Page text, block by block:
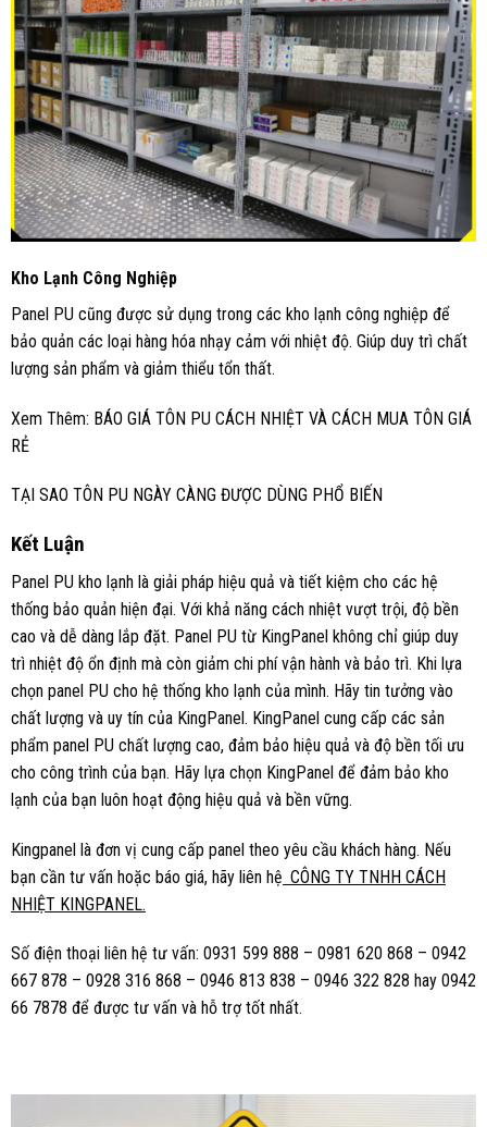
Kho Lạnh Công Nghiệp
Panel PU cũng được sử dụng trong các kho lạnh công nghiệp để
bảo quản các loại hàng hóa nhạy cảm với nhiệt độ. Giúp duy trì chất
lượng sản phẩm và giảm thiểu tổn thất.
Xem Thêm: BÁO GIÁ TÔN PU CÁCH NHIỆT VÀ CÁCH MUA TÔN GIÁ
RẺ
TẠI SAO TÔN PU NGÀY CÀNG ĐƯỢC DÙNG PHỔ BIẾN
Kết Luận
Panel PU kho lạnh là giải pháp hiệu quả và tiết kiệm cho các hệ
thống bảo quản hiện đại. Với khả năng cách nhiệt vượt trội, độ bền
cao và dễ dàng lắp đặt. Panel PU từ KingPanel không chỉ giúp duy
trì nhiệt độ ổn định mà còn giảm chi phí vận hành và bảo trì. Khi lựa
chọn panel PU cho hệ thống kho lạnh của mình. Hãy tin tưởng vào
chất lượng và uy tín của KingPanel. KingPanel cung cấp các sản
phẩm panel PU chất lượng cao, đảm bảo hiệu quả và độ bền tối ưu
cho công trình của bạn. Hãy lựa chọn KingPanel để đảm bảo kho
lạnh của bạn luôn hoạt động hiệu quả và bền vững.
Kingpanel là đơn vị cung cấp panel theo yêu cầu khách hàng. Nếu
bạn cần tư vấn hoặc báo giá, hãy liên hệ CÔNG TY TNHH CÁCH
NHIỆT KINGPANEL.
Số điện thoại liên hệ tư vấn: 0931 599 888 – 0981 620 868 – 0942
667 878 – 0928 316 868 – 0946 813 838 – 0946 322 828 hay 0942
66 7878 để được tư vấn và hỗ trợ tốt nhất.